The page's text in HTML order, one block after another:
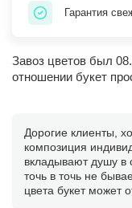
Гарантия
Завоз цветов был
отношении букет
Дорогие клиенты,
композиция
вкладывают душу в
точь в точь не
цвета букет может